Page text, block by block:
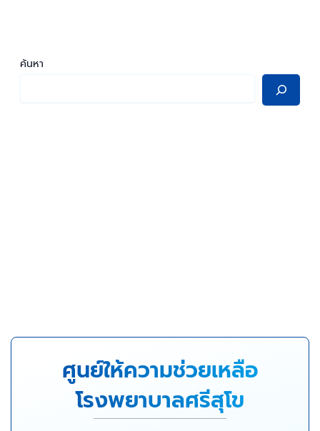
ค้นหา
ศูนย์ให้ความช่วยเหลือ
โรงพยาบาลศรีสุโข